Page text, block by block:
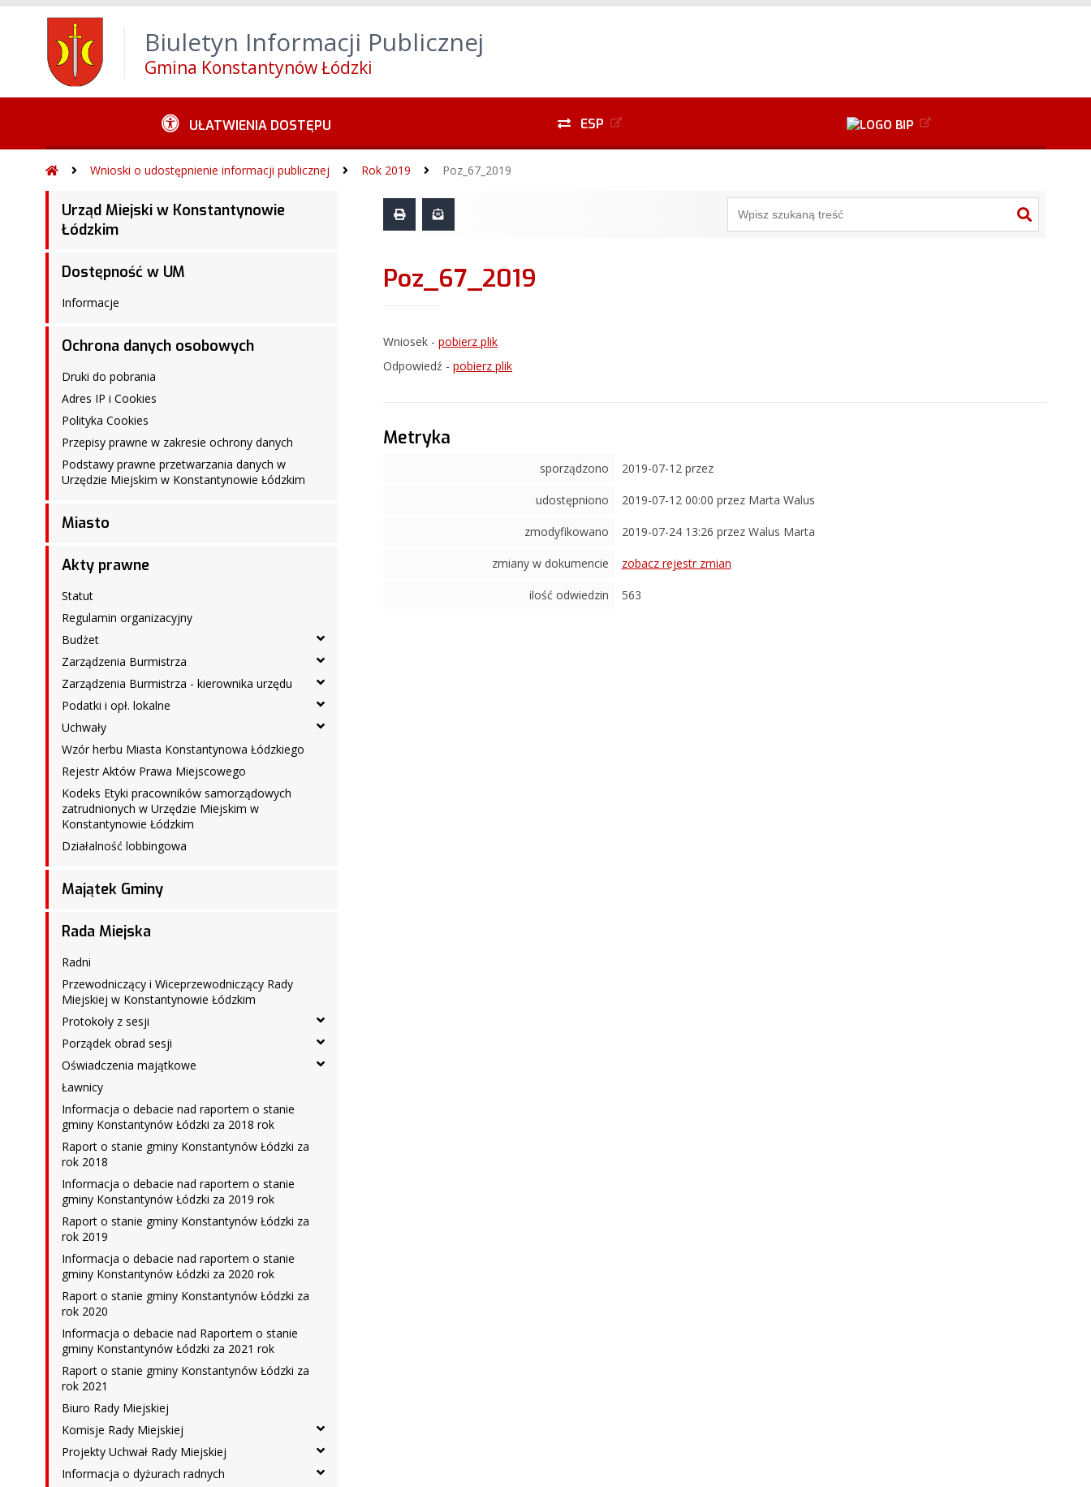
Przejdź do menu górnego
Alt + 4 Przejdź do menu lewego Alt
Biuletyn Informacji Publicznej
Gmina Konstantynów Łódzki
UŁATWIENIA DOSTĘPU ESP
Wnioski o udostępnienie informacji publicznej Rok 2019 Poz_67_2019
Urząd Miejski w Konstantynowie
Łódzkim
Dostępność w UM
Informacje
Ochrona danych osobowych
Druki do pobrania
Adres IP i Cookies
Polityka Cookies
Przepisy prawne w zakresie ochrony danych
Podstawy prawne przetwarzania danych w
Urzędzie Miejskim w Konstantynowie Łódzkim
Miasto
Akty prawne
Statut
Regulamin organizacyjny
Budżet
Zarządzenia Burmistrza
Zarządzenia Burmistrza - kierownika urzędu
Podatki i opł. lokalne
Uchwały
Wzór herbu Miasta Konstantynowa Łódzkiego
Rejestr Aktów Prawa Miejscowego
Kodeks Etyki pracowników samorządowych
zatrudnionych w Urzędzie Miejskim w
Konstantynowie Łódzkim
Działalność lobbingowa
Majątek Gminy
Rada Miejska
Radni
Przewodniczący i Wiceprzewodniczący Rady
Miejskiej w Konstantynowie Łódzkim
Protokoły z sesji
Porządek obrad sesji
Oświadczenia majątkowe
Ławnicy
Informacja o debacie nad raportem o stanie
gminy Konstantynów Łódzki za 2018 rok
Raport o stanie gminy Konstantynów Łódzki za
rok 2018
Informacja o debacie nad raportem o stanie
gminy Konstantynów Łódzki za 2019 rok
Raport o stanie gminy Konstantynów Łódzki za
rok 2019
Informacja o debacie nad raportem o stanie
gminy Konstantynów Łódzki za 2020 rok
Raport o stanie gminy Konstantynów Łódzki za
rok 2020
Informacja o debacie nad Raportem o stanie
gminy Konstantynów Łódzki za 2021 rok
Raport o stanie gminy Konstantynów Łódzki za
rok 2021
Biuro Rady Miejskiej
Komisje Rady Miejskiej
Projekty Uchwał Rady Miejskiej
Informacja o dyżurach radnych
Poz_67_2019
Wniosek - pobierz plik
Odpowiedź - pobierz plik
Metryka
sporządzono 2019-07-12 przez
udostępniono 2019-07-12 00:00 przez Marta Walus
zmodyfikowano 2019-07-24 13:26 przez Walus Marta
zmiany w dokumencie zobacz rejestr zmian
ilość odwiedzin 563